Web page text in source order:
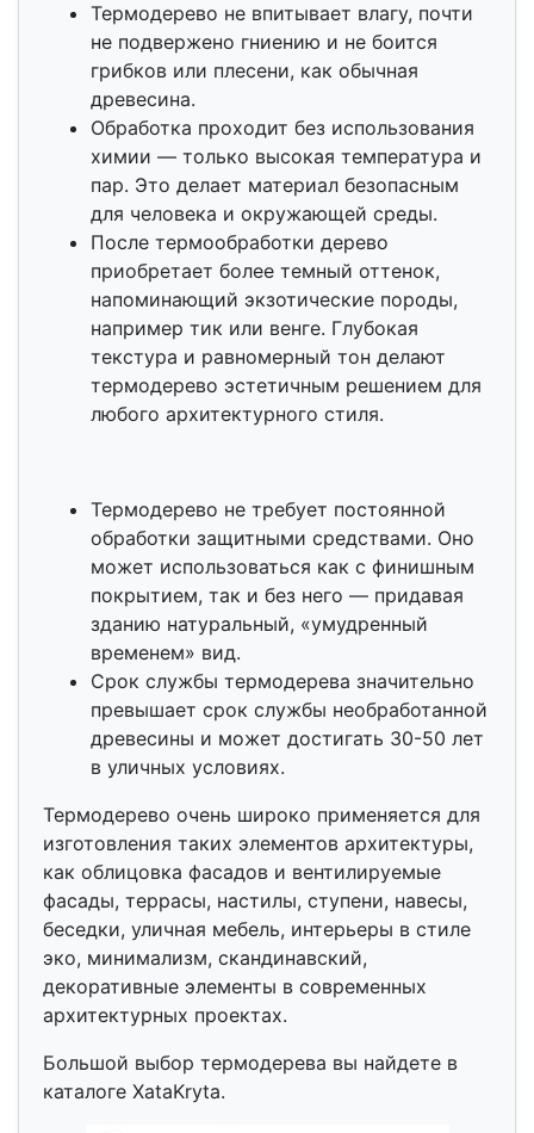
Термодерево не впитывает влагу, почти
не подвержено гниению и не боится
грибков или плесени, как обычная
древесина.
Обработка проходит без использования
химии — только высокая температура и
пар. Это делает материал безопасным
для человека и окружающей среды.
После термообработки дерево
приобретает более темный оттенок,
напоминающий экзотические породы,
например тик или венге. Глубокая
текстура и равномерный тон делают
термодерево эстетичным решением для
любого архитектурного стиля.
Термодерево не требует постоянной
обработки защитными средствами. Оно
может использоваться как с финишным
покрытием, так и без него — придавая
зданию натуральный, «умудренный
временем» вид.
Срок службы термодерева значительно
превышает срок службы необработанной
древесины и может достигать 30-50 лет
в уличных условиях.
Термодерево очень широко применяется для
изготовления таких элементов архитектуры,
как облицовка фасадов и вентилируемые
фасады, террасы, настилы, ступени, навесы,
беседки, уличная мебель, интерьеры в стиле
эко, минимализм, скандинавский,
декоративные элементы в современных
архитектурных проектах.
Большой выбор термодерева вы найдете в
каталоге XataKryta.